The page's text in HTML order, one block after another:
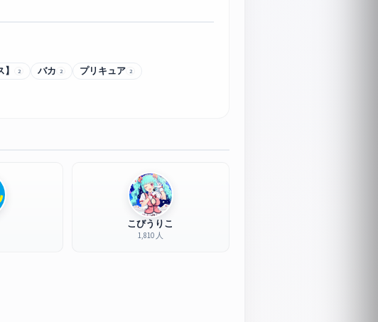
2 バカ 2 プリキュア 2
こびうりこ
1,810 人